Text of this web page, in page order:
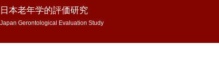
日本老年学的評価研究
Japan Gerontological Evaluation Study